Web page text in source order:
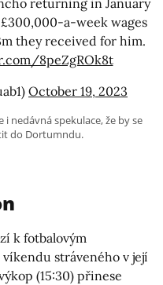
returning in January
a-week wages
they received for him.
8peZgROk8t
October 19, 2023
nedávná spekulace, že by se
do Dortumndu.
k fotbalovým
stráveného v její
(15:30) přinese